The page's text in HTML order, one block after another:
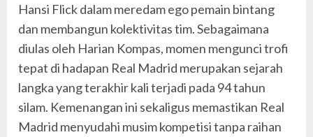
Hansi Flick dalam meredam ego pemain bintang
dan membangun kolektivitas tim. Sebagaimana
diulas oleh Harian Kompas, momen mengunci trofi
tepat di hadapan Real Madrid merupakan sejarah
langka yang terakhir kali terjadi pada 94 tahun
silam. Kemenangan ini sekaligus memastikan Real
Madrid menyudahi musim kompetisi tanpa raihan